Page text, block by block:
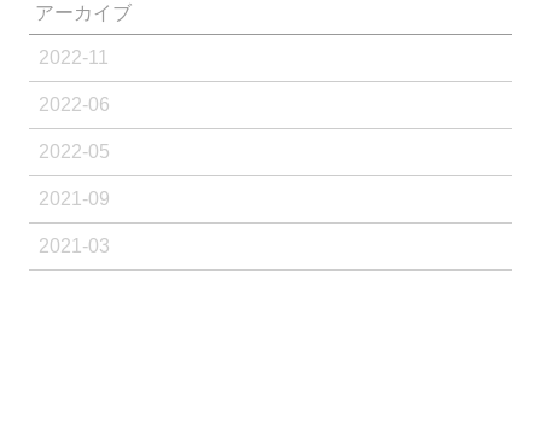
アーカイブ
2022-11
2022-06
2022-05
2021-09
2021-03